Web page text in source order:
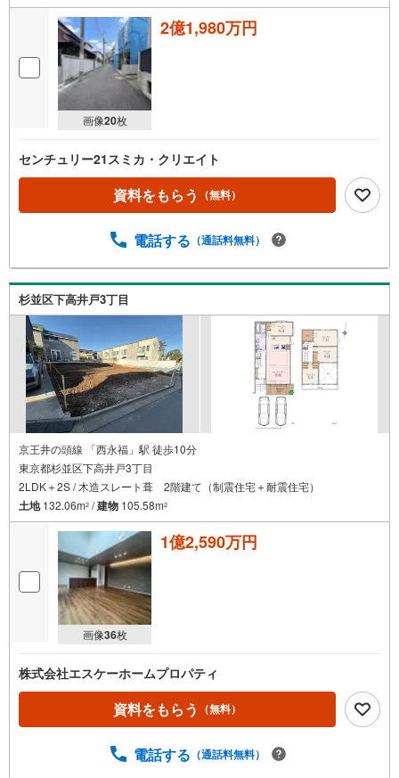
画像20枚
2億1,980万円
センチュリー21スミカ・クリエイト
資料をもらう （無料）
電話する （通話料無料）
杉並区下高井戸3丁目
京王井の頭線 「西永福」駅 徒歩10分
東京都杉並区下高井戸3丁目
2LDK＋2S / 木造スレート葺 2階建て（制震住宅＋耐震住宅）
土地132.06m2 /建物 105.58m2
画像36枚
1億2,590万円
株式会社エスケーホームプロパティ
資料をもらう （無料）
電話する （通話料無料）